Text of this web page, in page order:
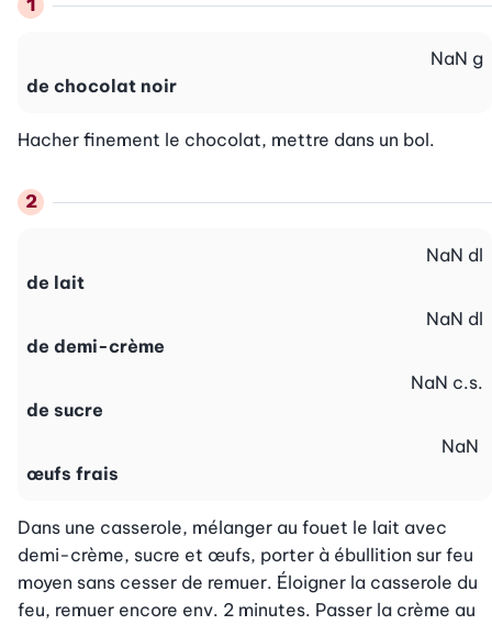
de chocolat noir
NaN g
Hacher finement le chocolat, mettre dans un bol.
de lait
NaN dl
de demi-crème
NaN dl
de sucre
NaN c.s.
œufs frais
NaN
Dans une casserole, mélanger au fouet le lait avec
demi-crème, sucre et œufs, porter à ébullition sur feu
moyen sans cesser de remuer. Éloigner la casserole du
feu, remuer encore env. 2 minutes. Passer la crème au